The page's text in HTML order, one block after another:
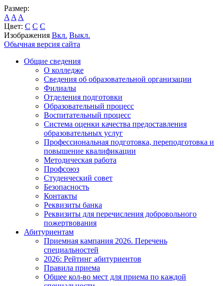
Размер:
A A A
Цвет: C C C
Изображения Вкл. Выкл.
Обычная версия сайта
Общие сведения
О колледже
Сведения об образовательной организации
Филиалы
Отделения подготовки
Образовательный процесс
Воспитательный процесс
Система оценки качества предоставления
образовательных услуг
Профессиональная подготовка, переподготовка и
повышение квалификации
Методическая работа
Профсоюз
Студенческий совет
Безопасность
Контакты
Реквизиты банка
Реквизиты для перечисления добровольного
пожертвования
Абитуриентам
Приемная кампания 2026. Перечень
специальностей
2026: Рейтинг абитуриентов
Правила приема
Общее кол-во мест для приема по каждой